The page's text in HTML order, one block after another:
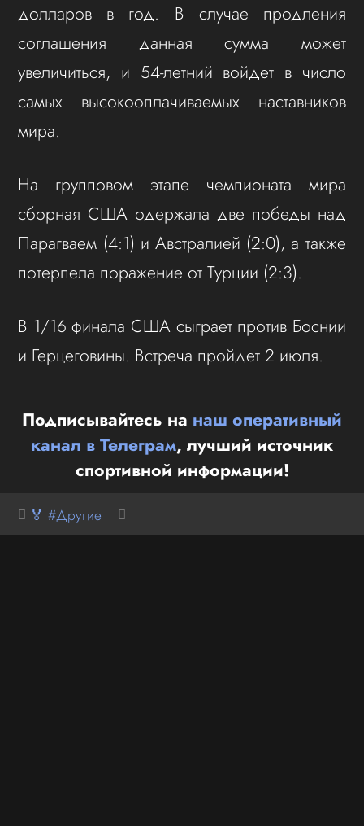
долларов в год. В случае продления
соглашения данная сумма может
увеличиться, и 54-летний войдет в число
самых высокооплачиваемых наставников
мира.
На групповом этапе чемпионата мира
сборная США одержала две победы над
Парагваем (4:1) и Австралией (2:0), а также
потерпела поражение от Турции (2:3).
В 1/16 финала США сыграет против Боснии
и Герцеговины. Встреча пройдет 2 июля.
Подписывайтесь на наш оперативный
канал в Телеграм, лучший источник
спортивной информации!
🏅 #Другие